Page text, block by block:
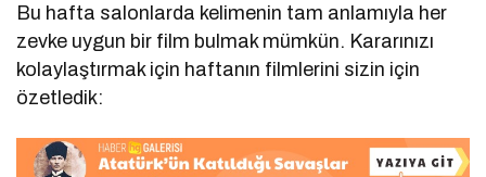
Bu hafta salonlarda kelimenin tam anlamıyla her
zevke uygun bir film bulmak mümkün. Kararınızı
kolaylaştırmak için haftanın filmlerini sizin için
özetledik: